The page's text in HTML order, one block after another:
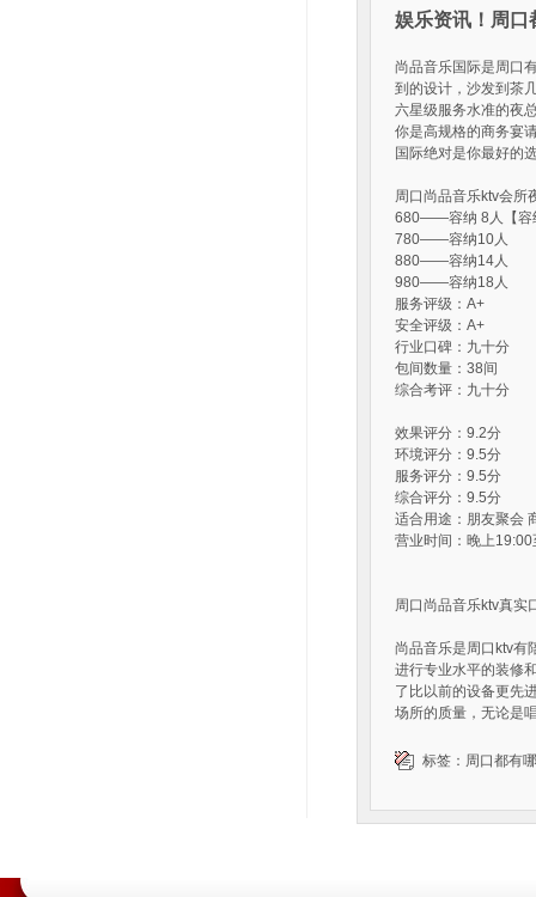
娱乐资讯！周
尚品音乐国际是周口
到的设计，沙发到茶
六星级服务水准的夜
你是高规格的商务宴
国际绝对是你最好的
周口尚品音乐ktv会所
680——容纳 8人【容
780——容纳10人
880——容纳14人
980——容纳18人
服务评级：A+
安全评级：A+
行业口碑：九十分
包间数量：38间
综合考评：九十分
效果评分：9.2分
环境评分：9.5分
服务评分：9.5分
综合评分：9.5分
适合用途：朋友聚会
营业时间：晚上
周口尚品音乐ktv真实
尚品音乐是周口ktv有
进行专业水平的装修
了比以前的设备更先
场所的质量，无论是
标签： 周口都有